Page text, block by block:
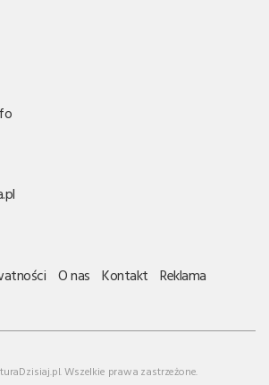
O nas Kontakt Reklama
Wszelkie prawa zastrzeżone.